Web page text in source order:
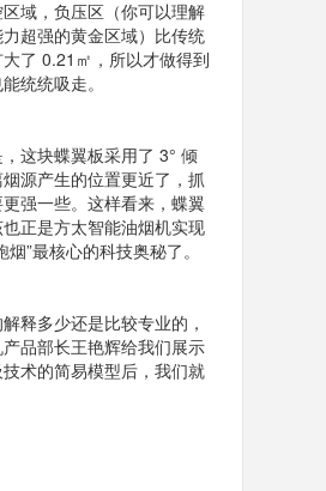
域，负压区（你可以理解
超强的黄金区域）比传统
了 0.21㎡，所以才做得到
统统吸走。
这块蝶翼板采用了 3° 倾
源产生的位置更近了，抓
强一些。这样看来，蝶翼
正是方太智能油烟机实现
烟”最核心的科技奥秘了。
释多少还是比较专业的，
品部长王艳辉给我们展示
术的简易模型后，我们就